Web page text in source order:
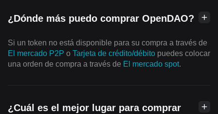
¿Dónde más puedo comprar OpenDAO?
Si un token no está disponible para su compra a través de
El mercado P2P o Tarjeta de crédito/débito puedes colocar
una orden de compra a través de El mercado spot.
¿Cuál es el mejor lugar para comprar